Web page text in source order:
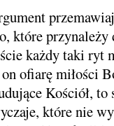
które
każdy taki ryt
ofiarę miłości
Kościół, to
które nie